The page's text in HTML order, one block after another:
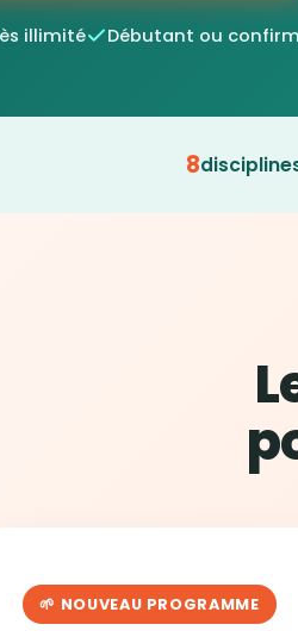
illimité Débutant ou
8
🌱 NOUVEAU PROGRAMME